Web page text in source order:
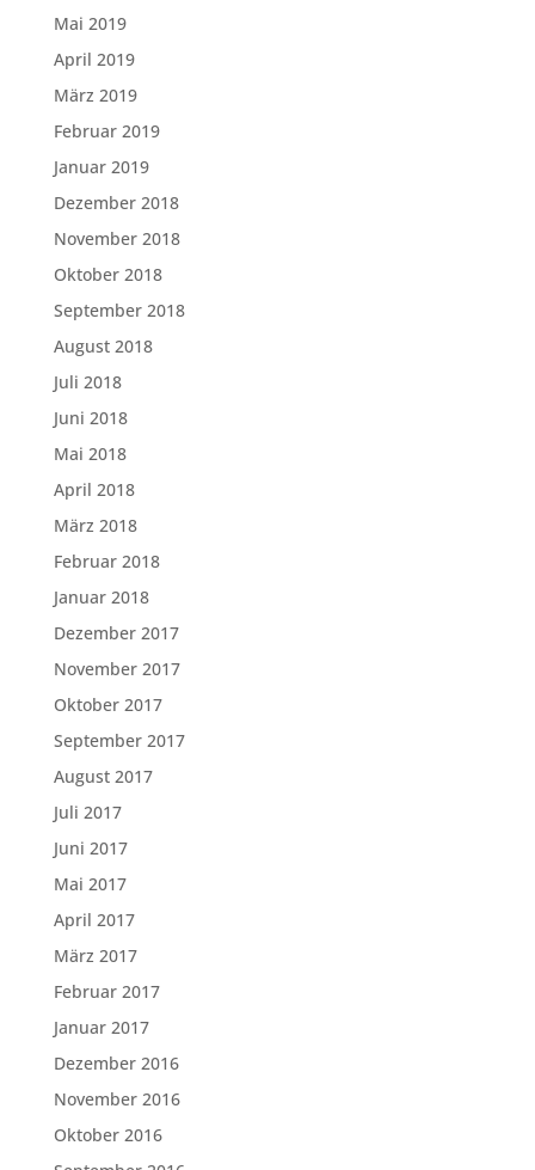
Mai 2019
April 2019
März 2019
Februar 2019
Januar 2019
Dezember 2018
November 2018
Oktober 2018
September 2018
August 2018
Juli 2018
Juni 2018
Mai 2018
April 2018
März 2018
Februar 2018
Januar 2018
Dezember 2017
November 2017
Oktober 2017
September 2017
August 2017
Juli 2017
Juni 2017
Mai 2017
April 2017
März 2017
Februar 2017
Januar 2017
Dezember 2016
November 2016
Oktober 2016